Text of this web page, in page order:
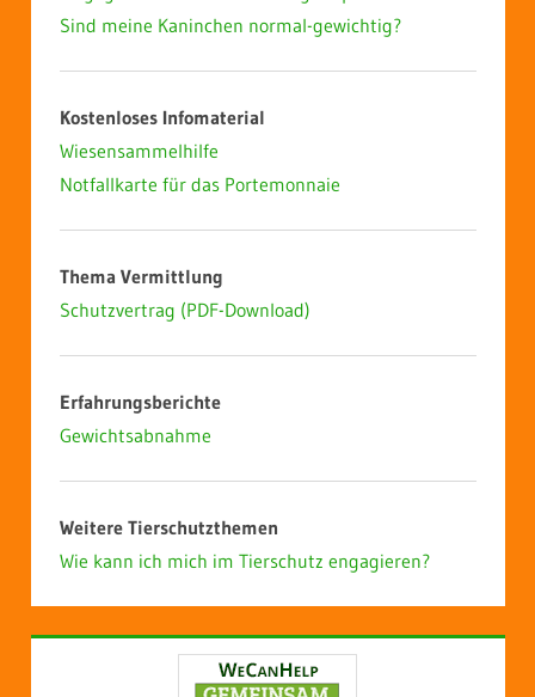
Sind meine Kaninchen normal-gewichtig?
Kostenloses Infomaterial
Wiesensammelhilfe
Notfallkarte für das Portemonnaie
Thema Vermittlung
Schutzvertrag (PDF-Download)
Erfahrungsberichte
Gewichtsabnahme
Weitere Tierschutzthemen
Wie kann ich mich im Tierschutz engagieren?